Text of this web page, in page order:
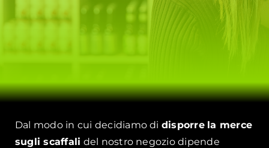
Dal modo in cui decidiamo di disporre la merce
sugli scaffali del nostro negozio dipende